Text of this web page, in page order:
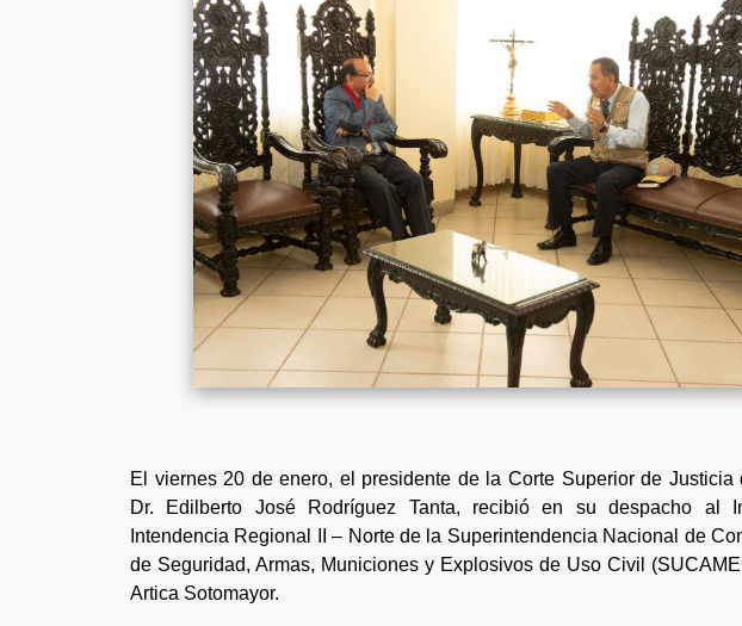
El viernes 20 de enero, el presidente de la Corte Superior de Justicia
Dr. Edilberto José Rodríguez Tanta, recibió en su despacho al
Intendencia Regional II – Norte de la Superintendencia Nacional de
de Seguridad, Armas, Municiones y Explosivos de Uso Civil
Artica Sotomayor.